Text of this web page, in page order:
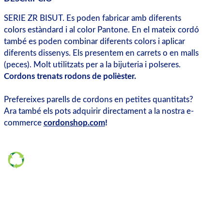
SERIE ZR BISUT. Es poden fabricar amb diferents
colors estàndard i al color Pantone. En el mateix cordó
també es poden combinar diferents colors i aplicar
diferents dissenys. Els presentem en carrets o en malls
(peces). Molt utilitzats per a la bijuteria i polseres.
Cordons trenats rodons de polièster.
Prefereixes parells de cordons en petites quantitats?
Ara també els pots adquirir directament a la nostra e-
commerce cordonshop.com!